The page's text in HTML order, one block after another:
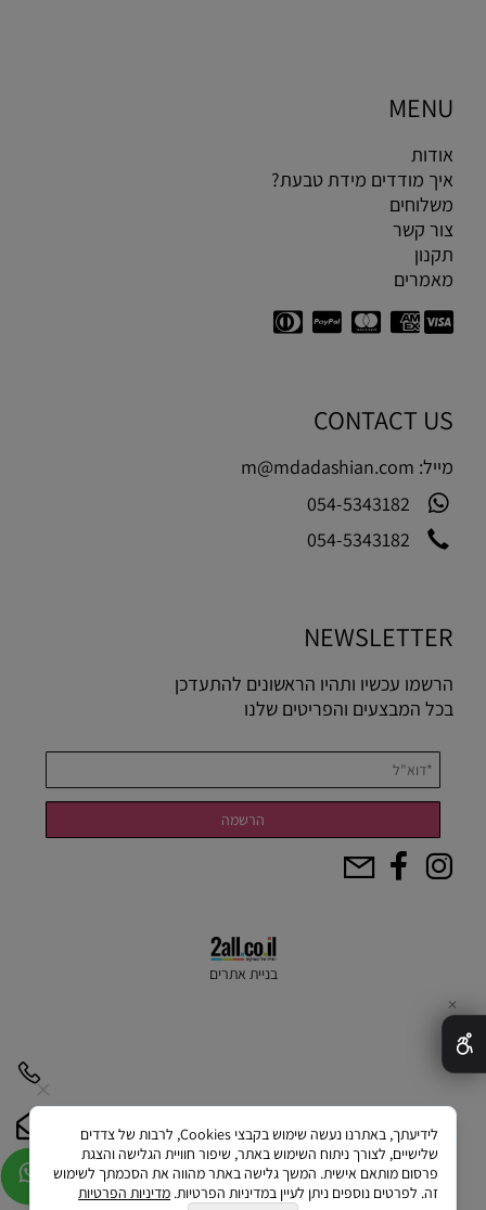
MENU
אודות
איך מודדים מידת טבעת?
משלוחים
צור קשר
תקנון
מאמרים
CONTACT US
מייל: m@mdadashian.com
054-5343182
054-5343182
NEWSLETTER
הרשמו עכשיו ותהיו הראשונים להתעדכן
בכל המבצעים והפריטים שלנו
בניית אתרים
✕
לידיעתך, באתרנו נעשה שימוש בקבצי Cookies, לרבות של צדדים
שלישיים, לצורך ניתוח השימוש באתר, שיפור חוויית הגלישה והצגת
פרסום מותאם אישית. המשך גלישה באתר מהווה את הסכמתך לשימוש
זה. לפרטים נוספים ניתן לעיין במדיניות הפרטיות. מדיניות הפרטיות